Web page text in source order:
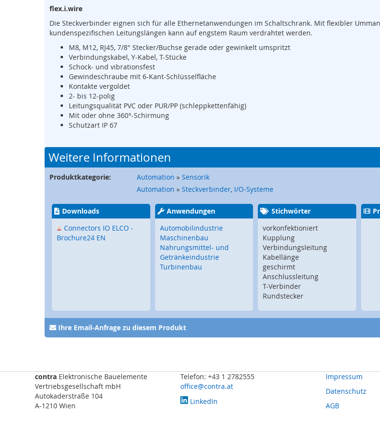
Sicherheits-
SPS
Sicherheitsrelais
Wireless
Safety
Funkfernsteuerungen
Bedienelemente
Schutzzaunsysteme
Signalübertragungssystem
Sicherheitstorsteuerungen
Sicherheitssignalgeber
Automation
Anzeige-
und
Kommissioniersysteme
Touch-
Bediengeräte
Mobile
Sensorik
Fernwartung
Steckverbinder,
Signalgeber
Drehzahlerfassung
Torbau
der
Bildergalerie
springen
flex.i.wire
Die Steckverbinder eignen sich für alle Ethernetanwendungen im Schaltschrank. Mit flexibler
kundenspezifischen Leitungslängen kann auf engstem Raum verdrahtet werden.
M8, M12, RJ45, 7/8" Stecker/Buchse gerade oder gewinkelt umspritzt
Verbindungskabel, Y-Kabel, T-Stücke
Schock- und vibrationsfest
Gewindeschraube mit 6-Kant-Schlüsselfläche
Kontakte vergoldet
2- bis 12-polig
Leitungsqualität PVC oder PUR/PP (schleppkettenfähig)
Mit oder ohne 360°-Schirmung
Schutzart IP 67
Weitere Informationen
Produktkategorie: Automation » Sensorik
Automation » Steckverbinder, I/O-Systeme
Downloads
Connectors IO ELCO -
Brochure24 EN
Anwendungen
Automobilindustrie
Maschinenbau
Nahrungsmittel- und
Getränkeindustrie
Turbinenbau
Stichwörter
vorkonfektioniert
Kupplung
Verbindungsleitung
Kabellänge
geschirmt
Anschlussleitung
T-Verbinder
Rundstecker
Ihre Email-Anfrage zu diesem Produkt
contra Elektronische Bauelemente
Vertriebsgesellschaft mbH
Autokaderstraße 104
A-1210 Wien
Telefon: +43 1 2782555
office@contra.at
LinkedIn
Impressum
Datenschutz
AGB